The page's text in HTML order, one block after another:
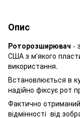
Опис
Роторозширювач -
США з м'якого
використання.
Встановлюється в
надійно фіксує рот
Фактично
відмінності від